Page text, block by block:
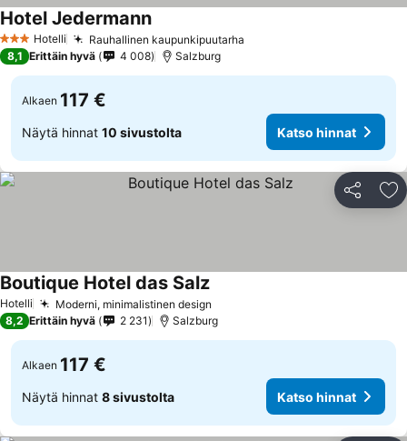
3 Tähtiluokitus
Hotelli Rauhallinen kaupunkipuutarha
Hotel Jedermann
8,1 Erittäin hyvä 4 008 Salzburg
Alkaen 117 €
Näytä hinnat 10 sivustolta Katso hinnat
Jaa
Hotelli Moderni, minimalistinen design
Boutique Hotel das Salz
8,2 Erittäin hyvä 2 231 Salzburg
Alkaen 117 €
Näytä hinnat 8 sivustolta Katso hinnat